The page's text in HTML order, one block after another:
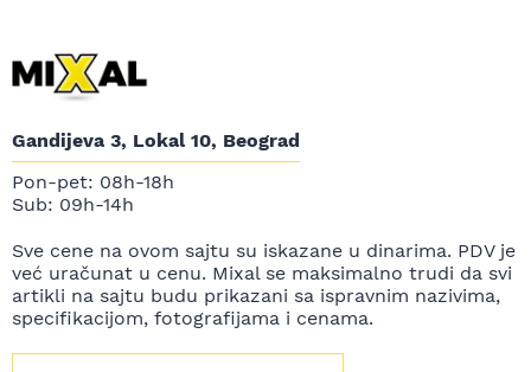
Gandijeva 3, Lokal 10, Beograd
Pon-pet: 08h-18h
Sub: 09h-14h
Sve cene na ovom sajtu su iskazane u dinarima. PDV je
već uračunat u cenu. Mixal se maksimalno trudi da svi
artikli na sajtu budu prikazani sa ispravnim nazivima,
specifikacijom, fotografijama i cenama.